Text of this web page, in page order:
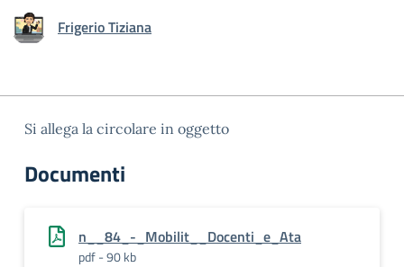
Frigerio Tiziana
Si allega la circolare in oggetto
Documenti
n__84_-_Mobilit__Docenti_e_Ata
pdf - 90 kb